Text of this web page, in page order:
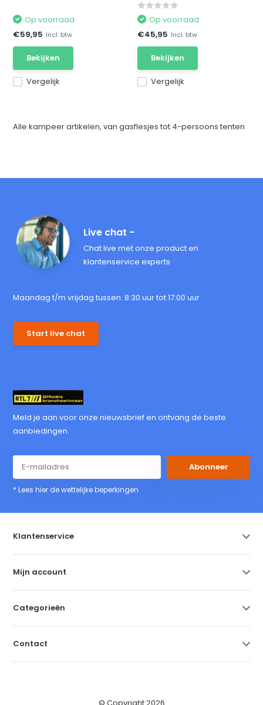
Vergelijk
Op voorraad
€59,95 Incl. btw
Bekijken
Vergelijk
Op voorraad
€45,95 Incl. btw
Bekijken
Alle kampeer artikelen, van gasflesjes tot 4-persoons tenten
Live chat -
Chat live met onze product en
klantenservice experts
Maandag t/m vrijdag tussen: 8:30 uur tot 17:00 uur
Start live chat
Meld je aan voor onze nieuwsbrief en ontvang de beste
aanbiedingen.
Abonneer
* Lees hier de wettelijke beperkingen
Klantenservice
Mijn account
Categorieën
Contact